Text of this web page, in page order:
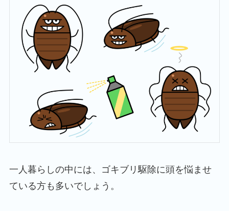
一人暮らしの中には、ゴキブリ駆除に頭を悩ませ
ている方も多いでしょう。